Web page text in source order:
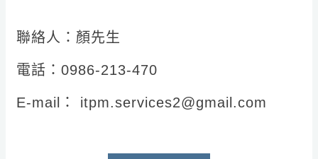
聯絡人：顏先生
電話：0986-213-470
E-mail： itpm.services2@gmail.com